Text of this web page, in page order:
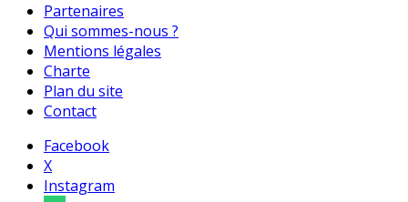
Partenaires
Qui sommes-nous ?
Mentions légales
Charte
Plan du site
Contact
Facebook
X
Instagram